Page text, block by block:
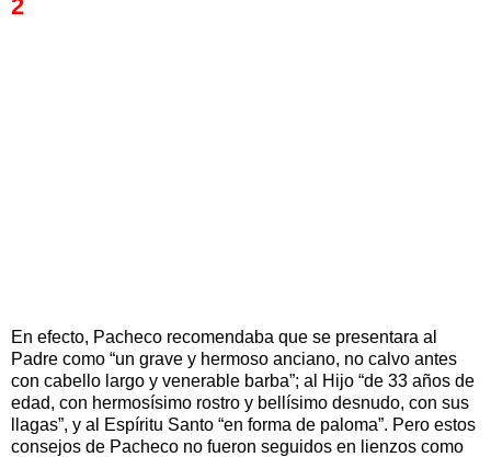
2
En efecto, Pacheco recomendaba que se presentara al
Padre como “un grave y hermoso anciano, no calvo antes
con cabello largo y venerable barba”; al Hijo “de 33 años de
edad, con hermosísimo rostro y bellísimo desnudo, con sus
llagas”, y al Espíritu Santo “en forma de paloma”. Pero estos
consejos de Pacheco no fueron seguidos en lienzos como